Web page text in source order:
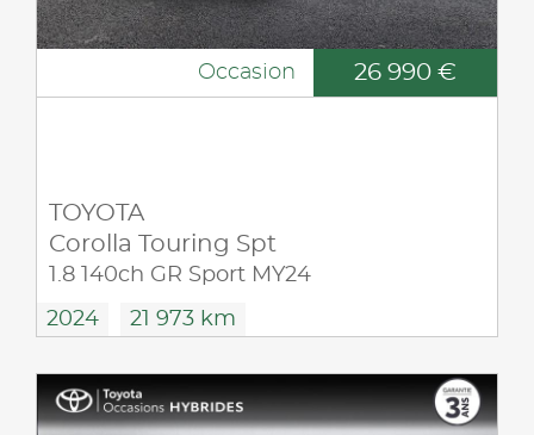
Occasion 26 990 €
TOYOTA
Corolla Touring Spt
1.8 140ch GR Sport MY24
2024 21 973 km